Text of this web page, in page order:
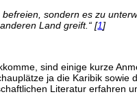
sondern es zu
Land greift.“ [1]
sind einige kurze
ja die Karibik
Literatur erfahren